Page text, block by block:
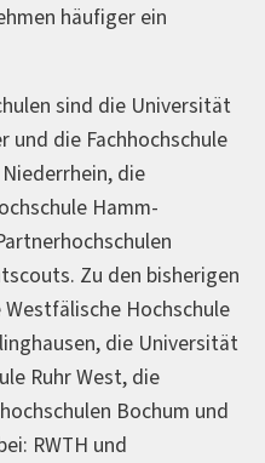
häufiger ein
sind die Universität
und die Fachhochschule
die
Hamm-
Zu den bisherigen
Hochschule
die Universität
Ruhr West, die
Bochum und
RWTH und